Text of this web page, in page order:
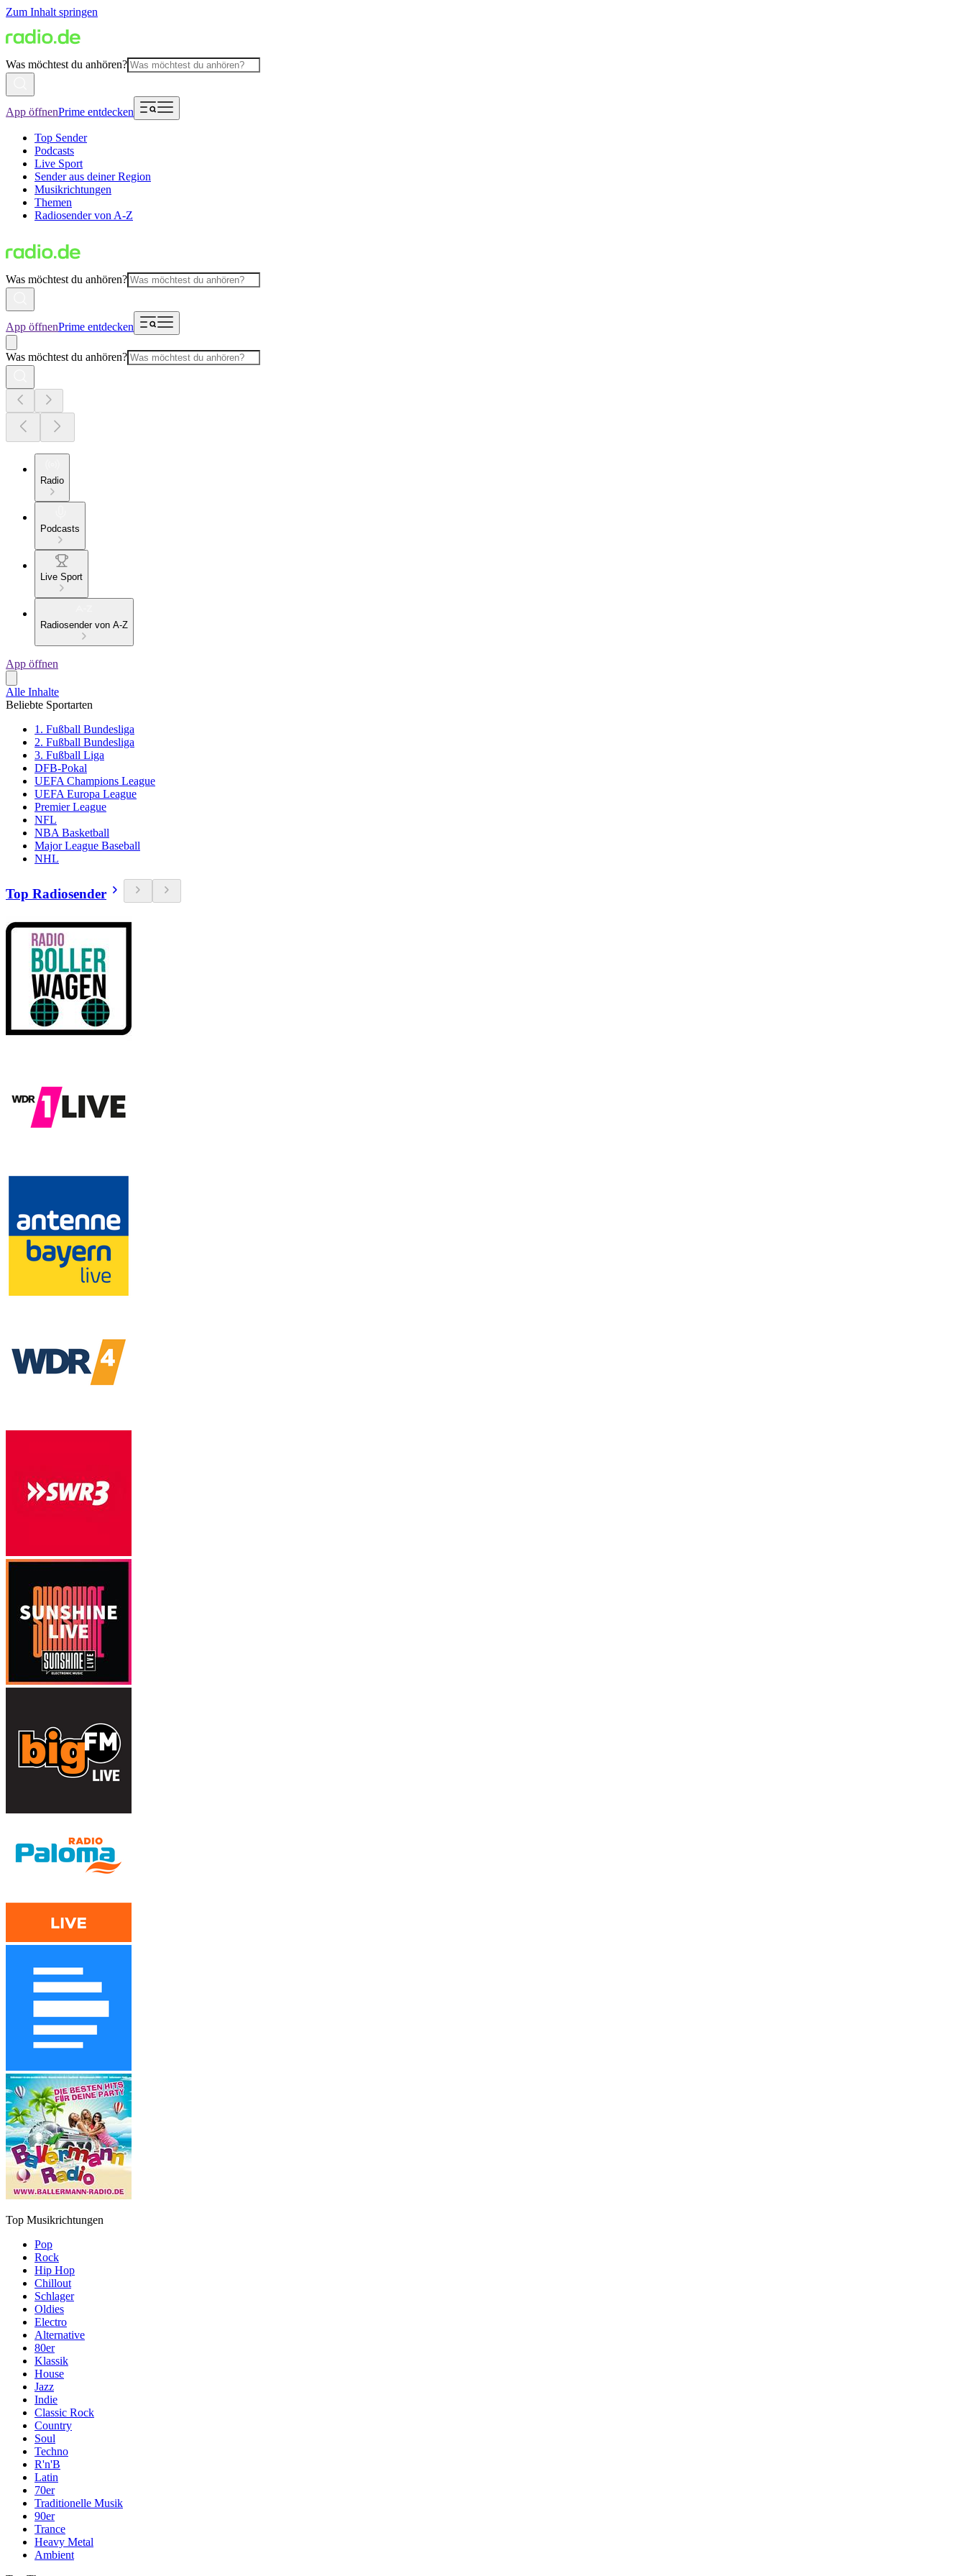
Zum Inhalt springen
Was möchtest du anhören?
App öffnenPrime entdecken
Top Sender
Podcasts
Live Sport
Sender aus deiner Region
Musikrichtungen
Themen
Radiosender von A-Z
Was möchtest du anhören?
App öffnenPrime entdecken
Was möchtest du anhören?
Radio
Podcasts
Live Sport
Radiosender von A-Z
App öffnen
Alle Inhalte
Beliebte Sportarten
1. Fußball Bundesliga
2. Fußball Bundesliga
3. Fußball Liga
DFB-Pokal
UEFA Champions League
UEFA Europa League
Premier League
NFL
NBA Basketball
Major League Baseball
NHL
Top Radiosender
Top Musikrichtungen
Pop
Rock
Hip Hop
Chillout
Schlager
Oldies
Electro
Alternative
80er
Klassik
House
Jazz
Indie
Classic Rock
Country
Soul
Techno
R'n'B
Latin
70er
Traditionelle Musik
90er
Trance
Heavy Metal
Ambient